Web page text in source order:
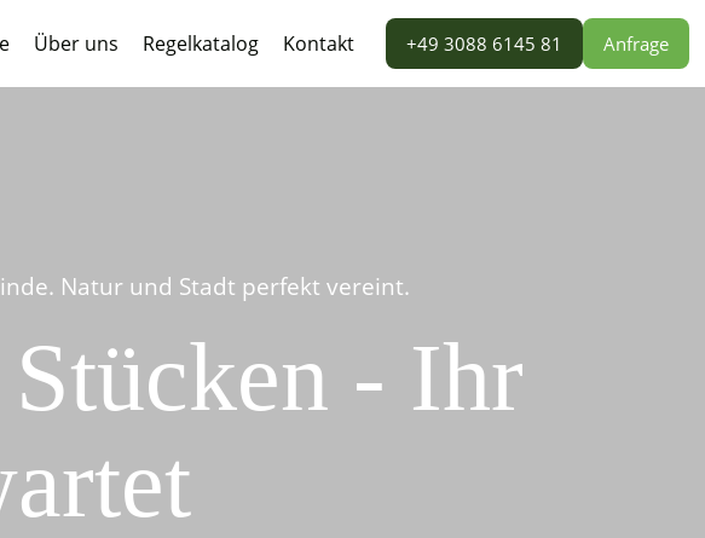
Über uns Regelkatalog Kontakt +49 3088 6145 81 Anfrage
Natur und Stadt perfekt vereint.
- Ihr